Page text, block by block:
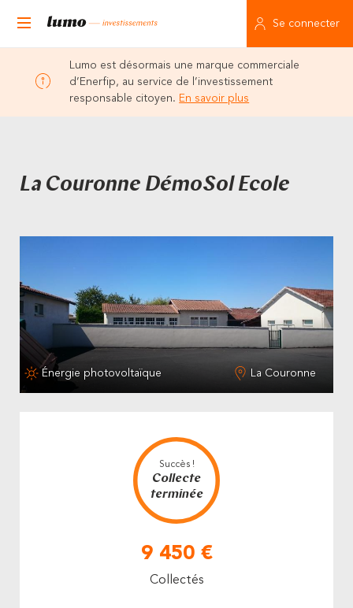
Se connecter
Lumo est désormais une marque commerciale
d’Enerfip, au service de l’investissement
responsable citoyen. En savoir plus
La Couronne DémoSol Ecole
Énergie photovoltaïque La Couronne
Succès !
Collecte
terminée
9 450 €
Collectés